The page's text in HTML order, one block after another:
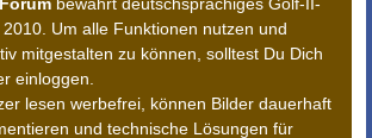
Um alle Funktionen nutzen und
mitgestalten zu können, solltest Du Dich
einloggen.
lesen werbefrei, können Bilder dauerhaft
und technische Lösungen für